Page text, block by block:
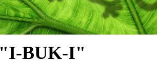
"I-BUK-I"